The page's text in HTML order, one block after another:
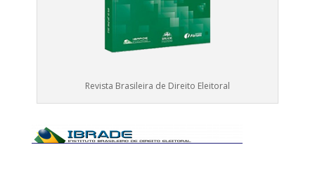
Revista Brasileira de Direito Eleitoral